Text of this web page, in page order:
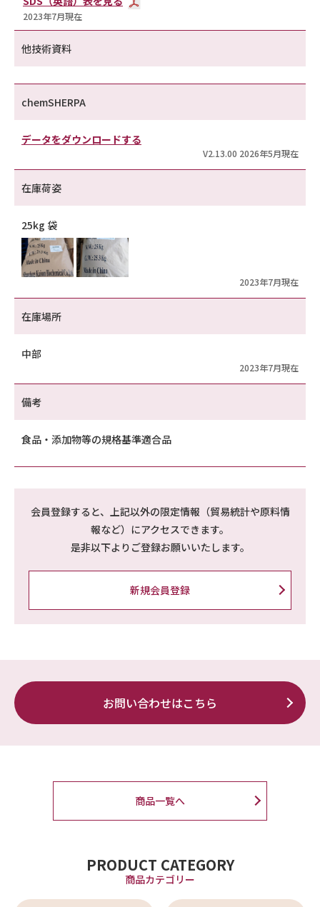
2023年7月現在
他技術資料
chemSHERPA
データをダウンロードする
V2.13.00 2026年5月現在
在庫荷姿
25kg 袋
2023年7月現在
在庫場所
中部
2023年7月現在
備考
食品・添加物等の規格基準適合品
会員登録すると、上記以外の限定情報（貿易統計や原料情
報など）にアクセスできます。
是非以下よりご登録お願いいたします。
新規会員登録
お問い合わせはこちら
商品一覧へ
PRODUCT CATEGORY
商品カテゴリー